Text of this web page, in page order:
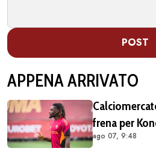
POST
APPENA ARRIVATO
frena per
altri profili
ago 07, 9:48